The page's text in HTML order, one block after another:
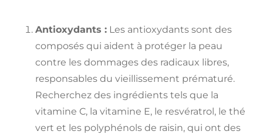
Antioxydants : Les antioxydants sont des
composés qui aident à protéger la peau
contre les dommages des radicaux libres,
responsables du vieillissement prématuré.
Recherchez des ingrédients tels que la
vitamine C, la vitamine E, le resvératrol, le thé
vert et les polyphénols de raisin, qui ont des